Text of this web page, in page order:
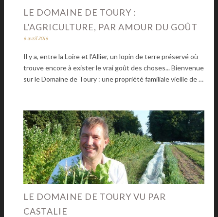
LE DOMAINE DE TOURY :
L’AGRICULTURE, PAR AMOUR DU GOÛT
6 avril 2016
Il y a, entre la Loire et l’Allier, un lopin de terre préservé où
trouve encore à exister le vrai goût des choses... Bienvenue
sur le Domaine de Toury : une propriété familiale vieille de …
LE DOMAINE DE TOURY VU PAR
CASTALIE